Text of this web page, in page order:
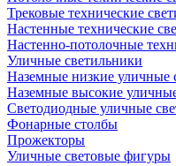
Трековые технические
Настенные технические
Настенно-потолочные
Уличные светильники
Наземные низкие уличные
Наземные высокие
Светодиодные уличные
Фонарные столбы
Прожекторы
Уличные световые фигуры